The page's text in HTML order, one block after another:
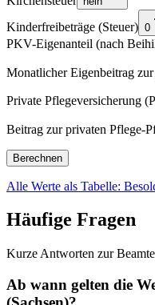
Kinderfreibeträge (Steuer) 0
PKV-Eigenanteil (nach
Monatlicher Eigenbeitrag
Private Pflegeversicherung
Beitrag zur privaten Pflege-
Berechnen
Alle Werte als Tabelle:
Häufige Fragen
Kurze Antworten zur
Ab wann gelten die